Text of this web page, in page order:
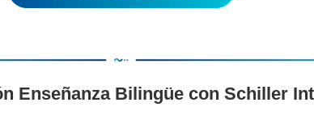
Enseñanza Bilingüe con Schiller